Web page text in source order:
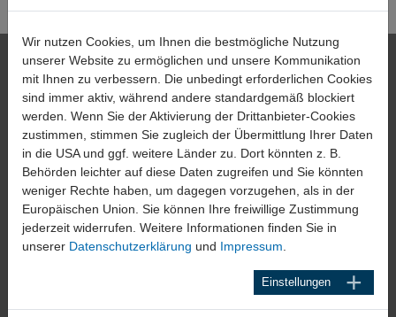
Erklärung zur EMV-Richtlinie (pdf)
HAEHNE
Heinrich-Hertz-Str. 44
Tel. 0211 92591-0
E-Mail:info@haehne.de
Service
Anfrageformulare
Wir nutzen Cookies, um Ihnen die bestmögliche Nutzung
unserer Website zu ermöglichen und unsere Kommunikation
mit Ihnen zu verbessern. Die unbedingt erforderlichen Cookies
sind immer aktiv, während andere standardgemäß blockiert
werden. Wenn Sie der Aktivierung der Drittanbieter-Cookies
zustimmen, stimmen Sie zugleich der Übermittlung Ihrer Daten
in die USA und ggf. weitere Länder zu. Dort könnten z. B.
Behörden leichter auf diese Daten zugreifen und Sie könnten
weniger Rechte haben, um dagegen vorzugehen, als in der
Europäischen Union. Sie können Ihre freiwillige Zustimmung
jederzeit widerrufen. Weitere Informationen finden Sie in
unserer Datenschutzerklärung und Impressum
Einstellungen